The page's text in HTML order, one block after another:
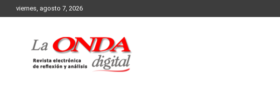
to
viernes, agosto 7, 2026